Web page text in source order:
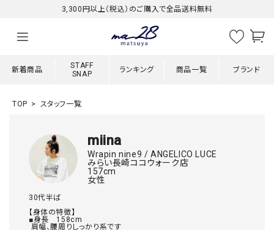
3,300円以上（税込）のご購入で全品送料無料
新着商品
STAFF
SNAP
ランキング 商品一覧 ブランド
TOP スタッフ一覧
miina
Wrapin nine9 / ANGELICO LUCE
みらい長崎ココウォーク店
157cm
女性
30代半ば
【身体の特徴】
■身長　158cm